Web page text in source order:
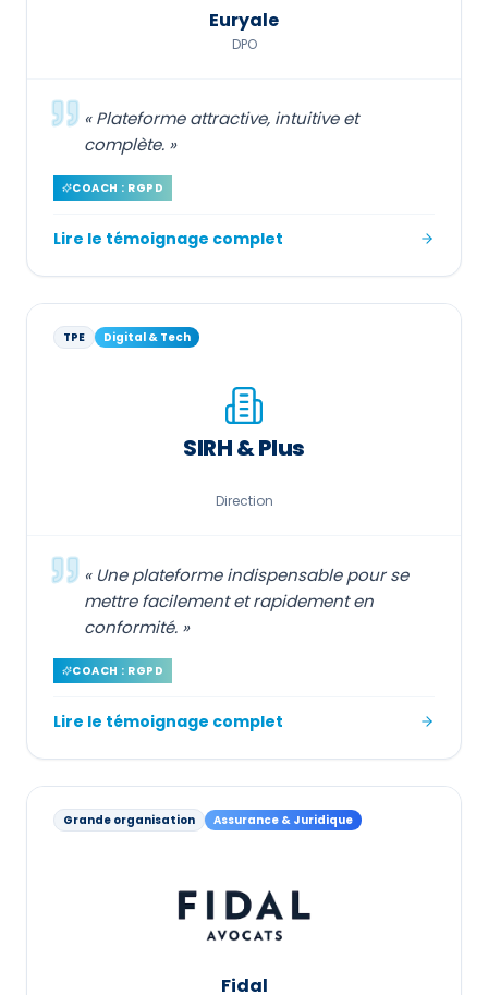
Euryale
DPO
«Plateforme attractive, intuitive et
complète. »
COACH : RGPD
Lire le témoignage complet
TPE Digital & Tech
SIRH & Plus
Direction
« Une plateforme indispensable pour se
mettre facilement et rapidement en
conformité. »
COACH : RGPD
Lire le témoignage complet
Grande organisation Assurance & Juridique
Fidal